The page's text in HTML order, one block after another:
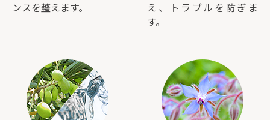
ンスを整えます。
え、トラブルを防ぎま
す。